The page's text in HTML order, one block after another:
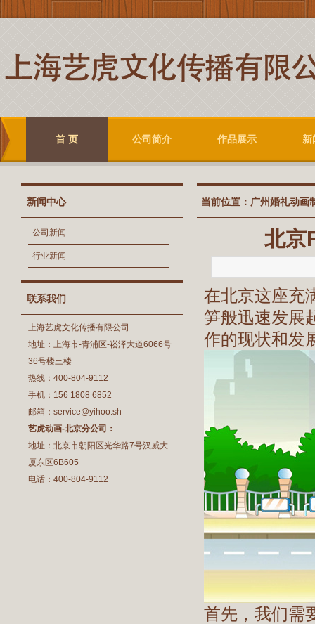
首 页 公司简介 作品展示 新
新闻中心
公司新闻
行业新闻
联系我们
上海艺虎文化传播有限公司
地址：上海市-青浦区-崧泽大道6066号
36号楼三楼
热线：400-804-9112
手机：156 1808 6852
邮箱：service@yihoo.sh
艺虎动画-北京分公司：
地址：北京市朝阳区光华路7号汉威大
厦东区6B605
电话：400-804-9112
当前位置： 广州婚礼动画
北京
在北京这座充
笋般迅速发展
作的现状和发
首先，我们需